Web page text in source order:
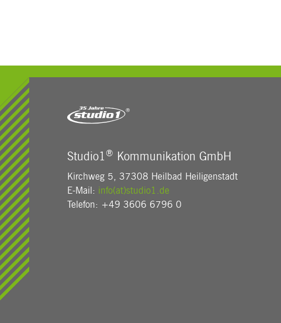
Studio1® Kommunikation GmbH
Kirchweg 5, 37308 Heilbad Heiligenstadt
E-Mail: info(at)studio1.de
Telefon: +49 3606 6796 0